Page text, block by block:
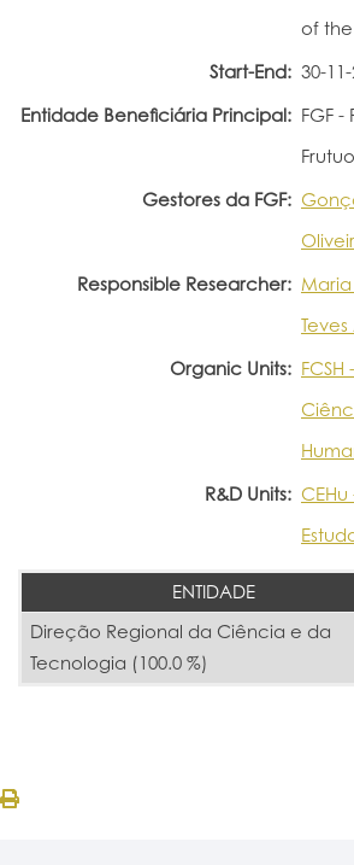
of the
Start-End: 30-
Entidade Beneficiária Principal: FGF
Gestores da FGF:
Responsible Researcher:
Organic Units:
R&D Units:
ENTIDADE
Direção Regional da Ciência e da
Tecnologia (100.0 %)